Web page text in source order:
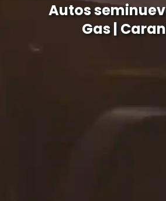
Autos
Gas |